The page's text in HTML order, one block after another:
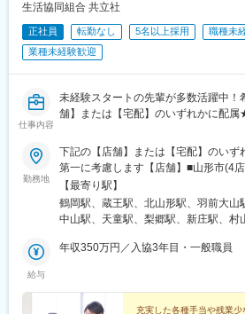
生活協同組合 共立社
正社員 転勤なし 5名以上採用
職種未
業種未経験歓迎
仕事内容
未経験スタートの先輩が多数活躍中！
舗】または【宅配】のいずれかに配
勤務地
下記の【店舗】または【宅配】のいず
第一に考慮します【店舗】■山形市(4
山形県山形市東原町3-1-11・コープし
5-26-28・コープすずかわ／山形県山
くらだ／山形県山形市桜田東4-9-15■
25・コープ切添／山形県鶴岡市切添町
15・コープなかのくち／山形県酒田
北支部／山形県山形市上柳67-1・山形
【最寄り駅】
鶴岡駅、蔵王駅、北山形駅、羽前大山
中山駅、天童駅、梨郷駅、新庄駅、村
給与
年収350万円／入協3年目・一般職員
充実した各種手当や残業少